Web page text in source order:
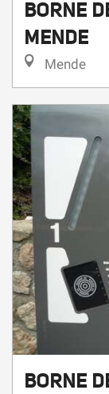
BORNE
MENDE
Mende
BORNE